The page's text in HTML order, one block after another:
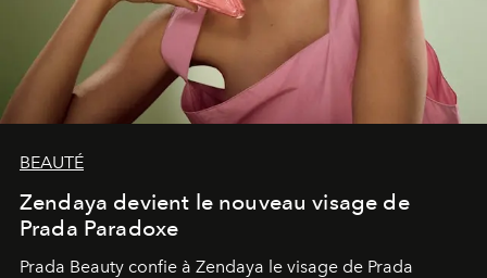
BEAUTÉ
Zendaya devient le nouveau visage de
Prada Paradoxe
Prada Beauty confie à Zendaya le visage de Prada